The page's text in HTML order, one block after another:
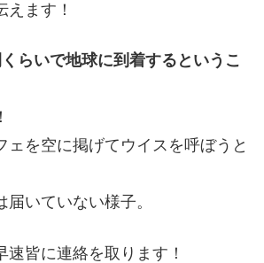
えます！
らいで地球に到着するというこ
ェを空に掲げてウイスを呼ぼうと
届いていない様子。
速皆に連絡を取ります！